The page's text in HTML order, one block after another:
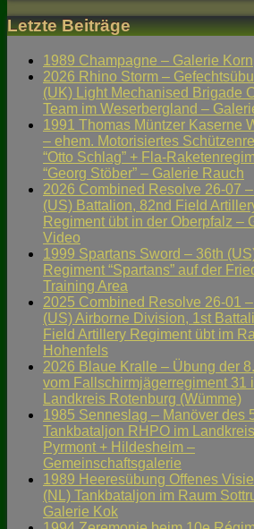
Letzte Beiträge
1989 Champagne – Galerie Korn
2026 Rhino Storm –
(UK) Light Mechanised Brigade
Team im Weserbergland –
1991 Thomas Müntzer Kaserne
– ehem. Motorisiertes
“Otto Schlag” + Fla-
“Georg Stöber” – Galerie Rauch
2026 Combined Resolve 26-07
(US) Battalion, 82nd Field
Regiment übt in der Oberpfalz –
Video
1999 Spartans Sword – 36th
Regiment “Spartans” auf der
Training Area
2025 Combined Resolve 26-01
(US) Airborne Division, 1st
Field Artillery Regiment übt im
Hohenfels
2026 Blaue Kralle – Übung der
vom Fallschirmjägerregiment 31
Landkreis Rotenburg (Wümme)
1985 Senneslag – Manöver des
Tankbataljon RHPO im
Pyrmont + Hildesheim –
Gemeinschaftsgalerie
1989 Heeresübung Offenes
(NL) Tankbataljon im Raum
Galerie Kok